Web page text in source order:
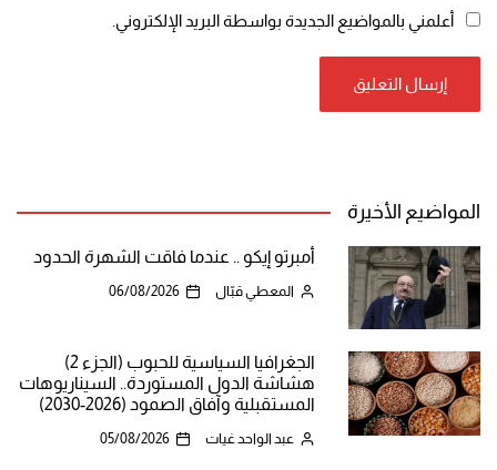
أعلمني بالمواضيع الجديدة بواسطة البريد الإلكتروني.
المواضيع الأخيرة
أمبرتو إيكو .. عندما فاقت الشهرة الحدود
المعطي قبّال 06/08/2026
الجغرافيا السياسية للحبوب (الجزء 2)
هشاشة الدول المستوردة.. السيناريوهات
المستقبلية وآفاق الصمود (2026-2030)
عبد الواحد غيات 05/08/2026